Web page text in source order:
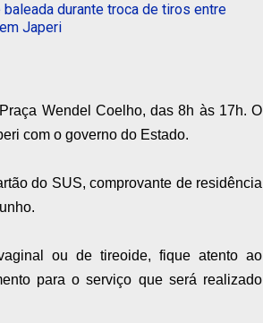
baleada durante troca de tiros entre
Japeri
Wendel Coelho, das 8h às 17h. O
com o governo do Estado.
do SUS, comprovante de residência
ou de tireoide, fique atento ao
para o serviço que será realizado